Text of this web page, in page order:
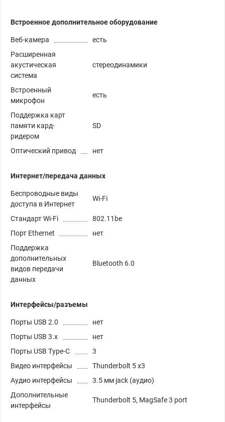
Встроенное дополнительное оборудование
Веб-камера
есть
Расширенная
акустическая
система
стереодинамики
Встроенный
микрофон
есть
Поддержка карт
памяти кард-
ридером
SD
Оптический привод нет
Интернет/передача данных
Беспроводные виды
доступа в Интернет
Wi-Fi
Стандарт Wi-Fi
802.11be
Порт Ethernet
нет
Поддержка
дополнительных
видов передачи
данных
Bluetooth 6.0
Интерфейсы/разъемы
Порты USB 2.0
нет
Порты USB 3.х
нет
Порты USB Type-C
3
Видео интерфейсы
Thunderbolt 5 x3
Аудио интерфейсы
3.5 мм jack (аудио)
Дополнительные
интерфейсы
Thunderbolt 5, MagSafe 3 port